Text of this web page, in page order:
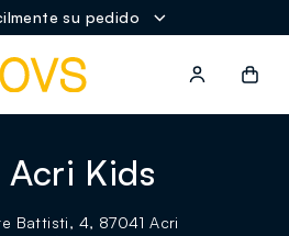
su pedido
Acri Kids
Battisti, 4, 87041 Acri